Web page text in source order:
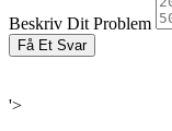
Beskriv Dit Problem
Få Et Svar
'>